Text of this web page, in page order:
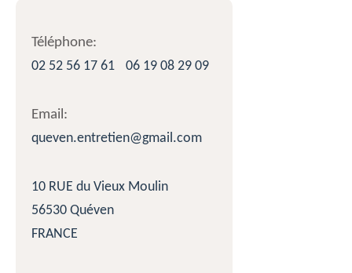
Téléphone:
02 52 56 17 61
06 19 08 29 09
Email:
queven.entretien@gmail.com
10 RUE du Vieux Moulin
56530 Quéven
FRANCE